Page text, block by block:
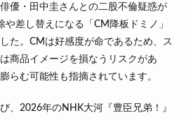
優・田中圭さんとの二股不倫疑惑が
差し替えになる「CM降板ドミノ」
た。CMは好感度が命であるため、ス
商品イメージを損なうリスクがあ
らむ可能性も指摘されています。
、2026年のNHK大河『豊臣兄弟！』